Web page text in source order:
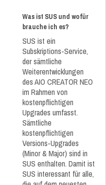
Was ist SUS und wofür
brauche ich es?
SUS ist ein
Subskriptions-Service,
der sämtliche
Weiterentwicklungen
des AIO CREATOR NEO
im Rahmen von
kostenpflichtigen
Upgrades umfasst.
Sämtliche
kostenpflichtigen
Versions-Upgrades
(Minor & Major) sind in
SUS enthalten. Damit ist
SUS interessant für alle,